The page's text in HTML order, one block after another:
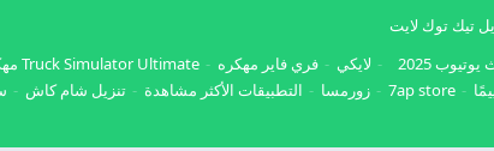
تيك توك لايت
2025
لايكي فري فاير مهكره Truck Simulator Ultimate مهكره
7ap store زورمسا التطبيقات الأكثر مشاهدة تنزيل شام كاش